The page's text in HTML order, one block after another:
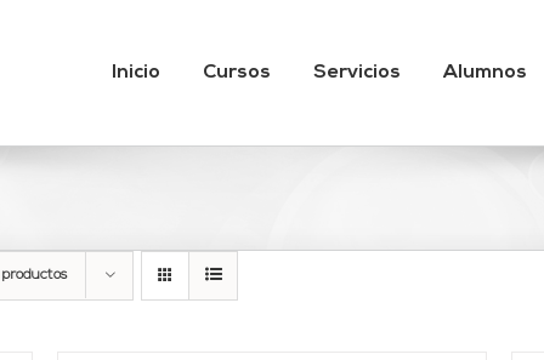
Inicio Cursos Servicios Alumnos